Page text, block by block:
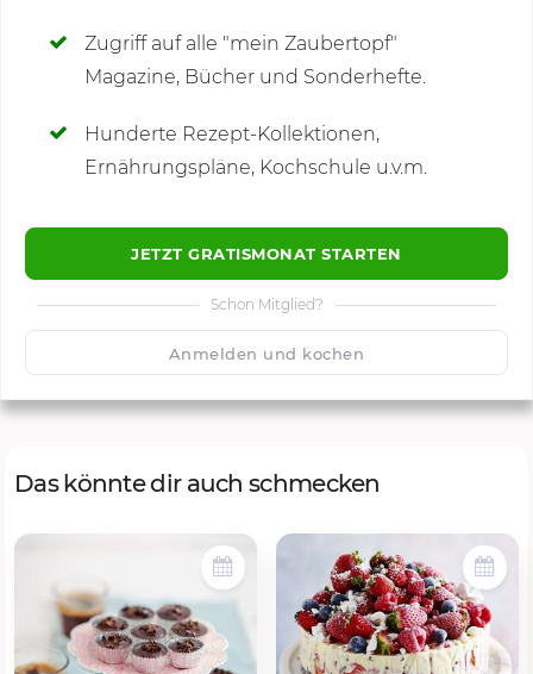
Zugriff auf alle "mein Zaubertopf"
Magazine, Bücher und Sonderhefte.
Hunderte Rezept-Kollektionen,
Ernährungspläne, Kochschule u.v.m.
JETZT GRATISMONAT STARTEN
Schon Mitglied?
Anmelden und kochen
Kommentare
🙂 Speichern
Das könnte dir auch schmecken